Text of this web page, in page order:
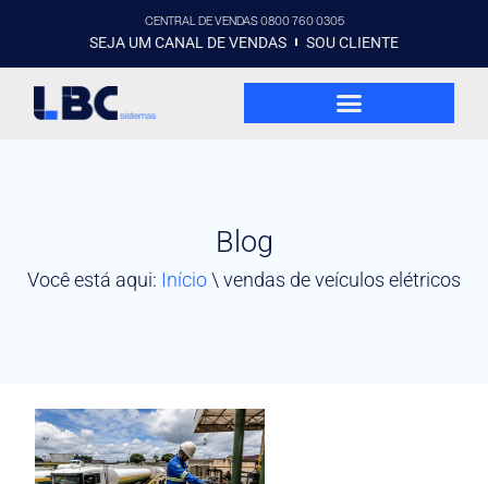
CENTRAL DE VENDAS 0800 760 0305
SEJA UM CANAL DE VENDAS SOU CLIENTE
Blog
Você está aqui: Início\ vendas de veículos elétricos